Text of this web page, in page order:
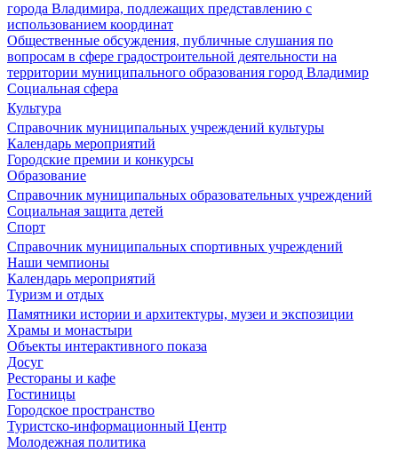
города Владимира, подлежащих представлению с
использованием координат
Общественные обсуждения, публичные слушания по
вопросам в сфере градостроительной деятельности на
территории муниципального образования город Владимир
Социальная сфера
Культура
Справочник муниципальных учреждений культуры
Календарь мероприятий
Городские премии и конкурсы
Образование
Справочник муниципальных образовательных учреждений
Социальная защита детей
Спорт
Справочник муниципальных спортивных учреждений
Наши чемпионы
Календарь мероприятий
Туризм и отдых
Памятники истории и архитектуры, музеи и экспозиции
Храмы и монастыри
Объекты интерактивного показа
Досуг
Рестораны и кафе
Гостиницы
Городское пространство
Туристско-информационный Центр
Молодежная политика